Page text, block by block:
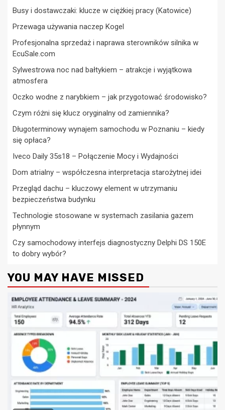
Busy i dostawczaki: klucze w ciężkiej pracy (Katowice)
Przewaga używania naczep Kogel
Profesjonalna sprzedaż i naprawa sterowników silnika w
EcuSale.com
Sylwestrowa noc nad bałtykiem – atrakcje i wyjątkowa
atmosfera
Oczko wodne z narybkiem – jak przygotować środowisko?
Czym różni się klucz oryginalny od zamiennika?
Długoterminowy wynajem samochodu w Poznaniu – kiedy
się opłaca?
Iveco Daily 35s18 – Połączenie Mocy i Wydajności
Dom atrialny – współczesna interpretacja starożytnej idei
Przegląd dachu – kluczowy element w utrzymaniu
bezpieczeństwa budynku
Technologie stosowane w systemach zasilania gazem
płynnym
Czy samochodowy interfejs diagnostyczny Delphi DS 150E
to dobry wybór?
YOU MAY HAVE MISSED